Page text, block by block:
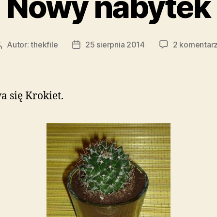
Autor:thekfile
Data25 sierpnia 2014 2
się Krokiet.